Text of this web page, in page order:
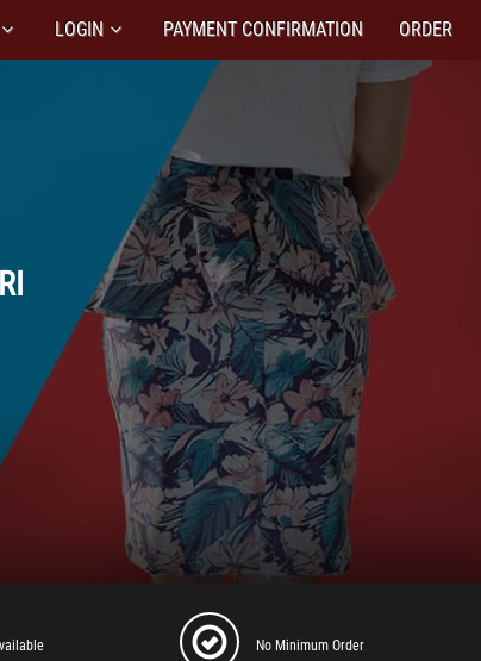
LOGIN PAYMENT CONFIRMATION ORDER
No Minimum Order